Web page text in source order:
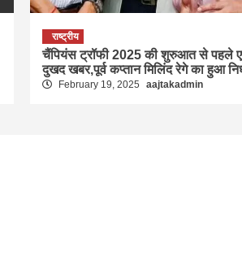
राष्ट्रीय
चैंपियंस ट्रॉफी 2025 की शुरुआत से पहले
दुखद खबर,पूर्व कप्तान मिलिंद रेगे का हुआ
February 19, 2025 aajtakadmin